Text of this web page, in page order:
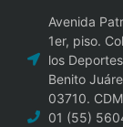
Avenida
1er, piso.
los
Benito
03710.
01 (55)